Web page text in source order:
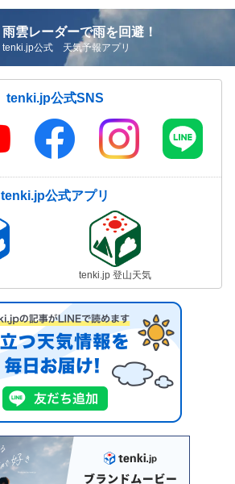
雨雲レーダーで雨を回避！
tenki.jp公式 天気予報アプリ
tenki.jp公式SNS
tenki.jp公式アプリ
tenki.jp 登山天気